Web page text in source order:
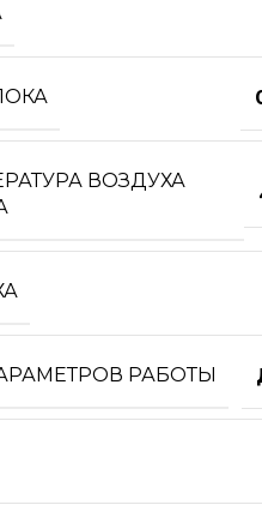
ВОЗДУХА
РАБОТЫ